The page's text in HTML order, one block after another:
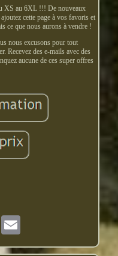
XS au 6XL !!! De nouveaux
cette page à vos favoris et
ce que nous aurons à vendre !
nous excusons pour tout
Recevez des e-mails avec des
aucune de ces super offres